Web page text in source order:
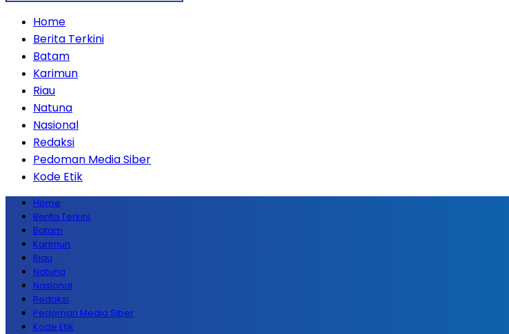
Home
Berita Terkini
Batam
Karimun
Riau
Natuna
Nasional
Redaksi
Pedoman Media Siber
Kode Etik
Home
Berita Terkini
Batam
Karimun
Riau
Natuna
Nasional
Redaksi
Pedoman Media Siber
Kode Etik